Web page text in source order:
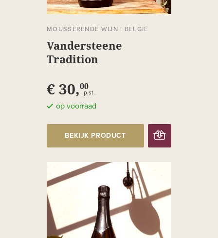
MOUSSERENDE WIJN | BELGIË
Vandersteene
Tradition
€ 30,00
p.st.
op voorraad
BEKIJK PRODUCT